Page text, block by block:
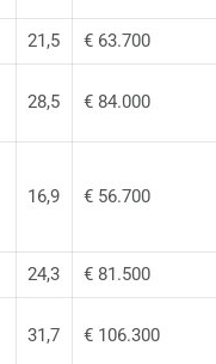
21,5 € 63.700
28,5 € 84.000
16,9 € 56.700
24,3 € 81.500
31,7 € 106.300